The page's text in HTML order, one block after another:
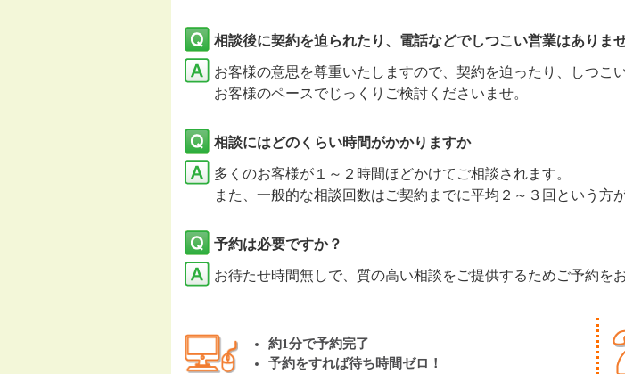
相談後に契約を迫られたり、電話などでしつこい営業はありま
お客様の意思を尊重いたしますので、契約を迫ったり、しつこ
お客様のペースでじっくりご検討くださいませ。
相談にはどのくらい時間がかかりますか
多くのお客様が１～２時間ほどかけてご相談されます。
また、一般的な相談回数はご契約までに平均２～３回という方
予約は必要ですか？
お待たせ時間無しで、質の高い相談をご提供するためご予約を
約1分で予約完了
予約をすれば待ち時間ゼロ！